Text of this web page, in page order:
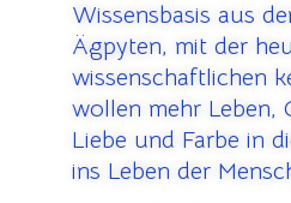
Wissensbasis aus
Ägpyten, mit der
wissenschaftlichen
wollen mehr Leben,
Liebe und Farbe in
ins Leben der